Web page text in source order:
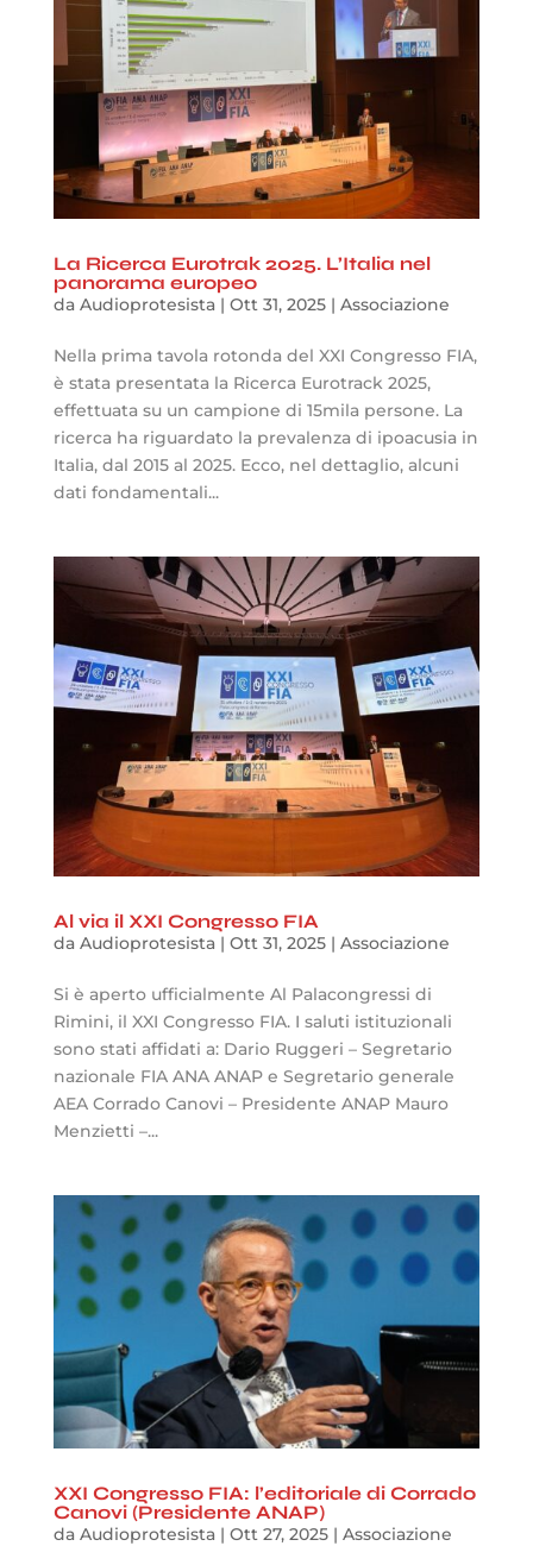
La Ricerca Eurotrak 2025. L’Italia nel
panorama europeo
da Audioprotesista| Ott 31, 2025| Associazione
Nella prima tavola rotonda del XXI Congresso FIA,
è stata presentata la Ricerca Eurotrack 2025,
effettuata su un campione di 15mila persone. La
ricerca ha riguardato la prevalenza di ipoacusia in
Italia, dal 2015 al 2025. Ecco, nel dettaglio, alcuni
dati fondamentali...
Al via il XXI Congresso FIA
da Audioprotesista| Ott 31, 2025| Associazione
Si è aperto ufficialmente Al Palacongressi di
Rimini, il XXI Congresso FIA. I saluti istituzionali
sono stati affidati a: Dario Ruggeri – Segretario
nazionale FIA ANA ANAP e Segretario generale
AEA Corrado Canovi – Presidente ANAP Mauro
Menzietti –...
XXI Congresso FIA: l’editoriale di Corrado
Canovi (Presidente ANAP)
da Audioprotesista| Ott 27, 2025| Associazione